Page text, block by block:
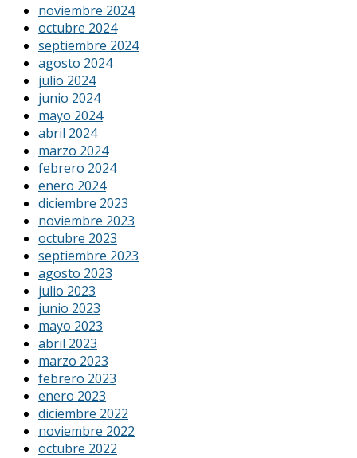
noviembre 2024
octubre 2024
septiembre 2024
agosto 2024
julio 2024
junio 2024
mayo 2024
abril 2024
marzo 2024
febrero 2024
enero 2024
diciembre 2023
noviembre 2023
octubre 2023
septiembre 2023
agosto 2023
julio 2023
junio 2023
mayo 2023
abril 2023
marzo 2023
febrero 2023
enero 2023
diciembre 2022
noviembre 2022
octubre 2022